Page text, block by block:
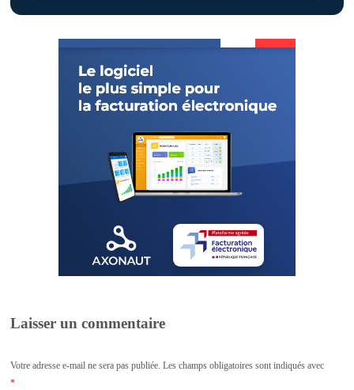
Laisser un commentaire
Votre adresse e-mail ne sera pas publiée. Les champs obligatoires sont indiqués avec
*